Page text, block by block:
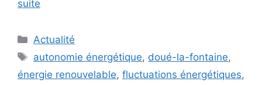
suite
Catégories
Actualité
Étiquettes
autonomie énergétique, doué-la-fontaine,
énergie renouvelable, fluctuations énergétiques,